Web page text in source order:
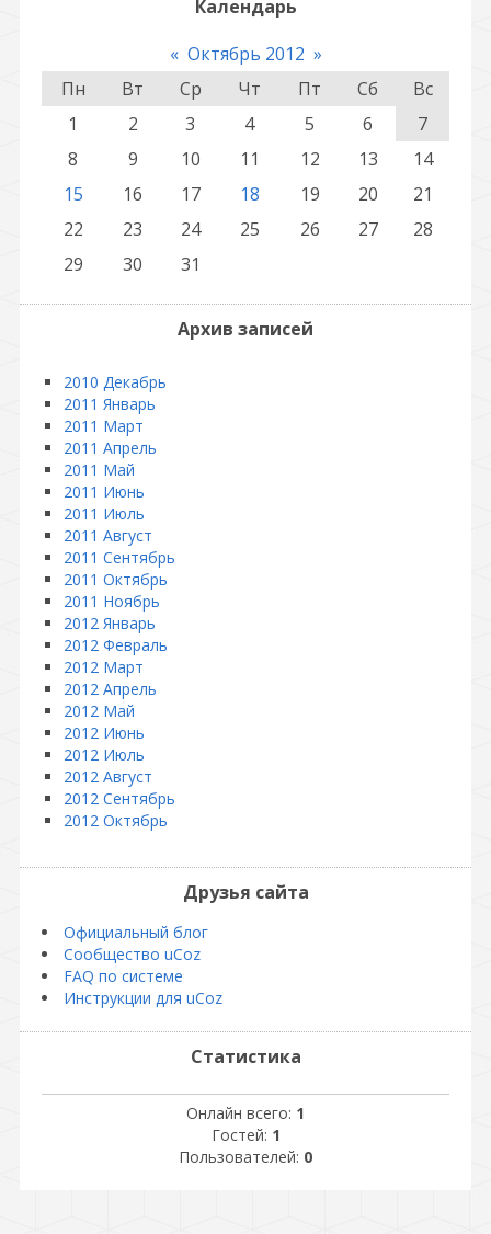
Календарь
« Октябрь 2012 »
Пн
Вт Ср Чт Пт Сб
Вс
1
2 3 4 5 6
7
8
9 10 11 12 13
14
15
16 17 18 19 20
21
22
23 24 25 26 27
28
29
30 31
Архив записей
2010 Декабрь
2011 Январь
2011 Март
2011 Апрель
2011 Май
2011 Июнь
2011 Июль
2011 Август
2011 Сентябрь
2011 Октябрь
2011 Ноябрь
2012 Январь
2012 Февраль
2012 Март
2012 Апрель
2012 Май
2012 Июнь
2012 Июль
2012 Август
2012 Сентябрь
2012 Октябрь
Друзья сайта
Официальный блог
Сообщество uCoz
FAQ по системе
Инструкции для uCoz
Статистика
Онлайн всего: 1
Гостей: 1
Пользователей: 0